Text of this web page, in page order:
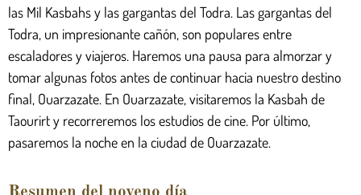
las Mil Kasbahs y las gargantas del Todra. Las gargantas del
Todra, un impresionante cañón, son populares entre
escaladores y viajeros. Haremos una pausa para almorzar y
tomar algunas fotos antes de continuar hacia nuestro destino
final, Ouarzazate. En Ouarzazate, visitaremos la Kasbah de
Taourirt y recorreremos los estudios de cine. Por último,
pasaremos la noche en la ciudad de Ouarzazate.